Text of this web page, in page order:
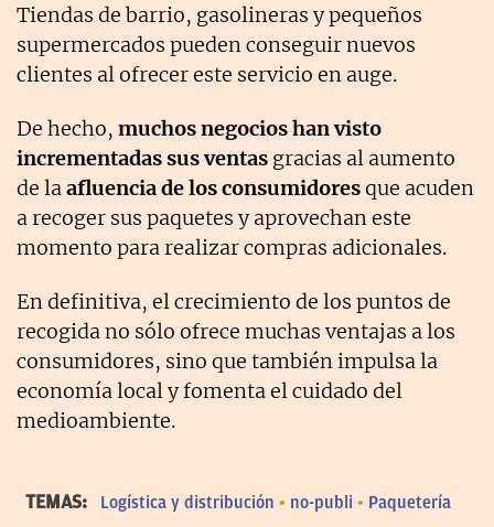
Tiendas de barrio, gasolineras y pequeños
supermercados pueden conseguir nuevos
clientes al ofrecer este servicio en auge.
De hecho, muchos negocios han visto
incrementadas sus ventas gracias al aumento
de laafluencia de los consumidoresque acuden
a recoger sus paquetes y aprovechan este
momento para realizar compras adicionales.
En definitiva, el crecimiento de los puntos de
recogida no sólo ofrece muchas ventajas a los
consumidores, sino que también impulsa la
economía local y fomenta el cuidado del
medioambiente.
TEMAS: Logística y distribución no-publi Paquetería